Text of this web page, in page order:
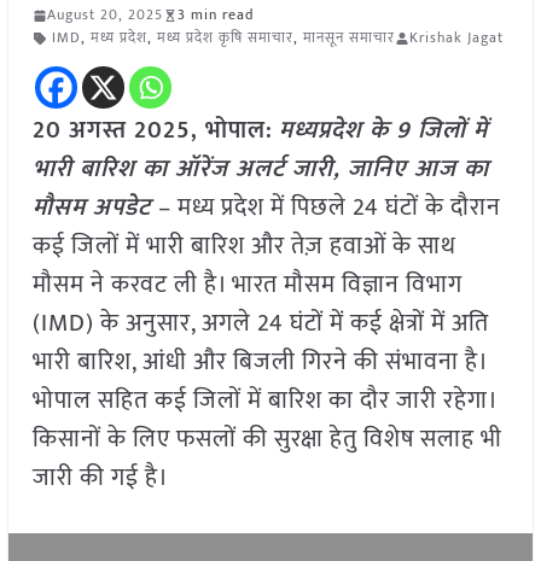
August 20, 2025
3 min read
IMD, मध्य प्रदेश, मध्य प्रदेश कृषि समाचार, मानसून समाचार Krishak Jagat
20 अगस्त 2025, भोपाल: मध्यप्रदेश के 9 जिलों में
भारी बारिश का ऑरेंज अलर्ट जारी, जानिए आज का
मौसम अपडेट– मध्य प्रदेश में पिछले 24 घंटों के दौरान
कई जिलों में भारी बारिश और तेज़ हवाओं के साथ
मौसम ने करवट ली है। भारत मौसम विज्ञान विभाग
(IMD) के अनुसार, अगले 24 घंटों में कई क्षेत्रों में अति
भारी बारिश, आंधी और बिजली गिरने की संभावना है।
भोपाल सहित कई जिलों में बारिश का दौर जारी रहेगा।
किसानों के लिए फसलों की सुरक्षा हेतु विशेष सलाह भी
जारी की गई है।